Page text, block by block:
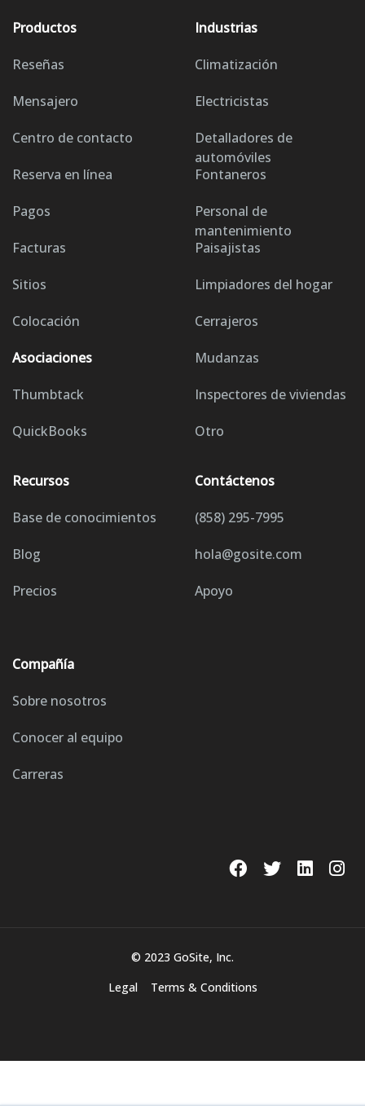
Productos
Reseñas
Mensajero
Centro de contacto
Reserva en línea
Pagos
Facturas
Sitios
Colocación
Asociaciones
Thumbtack
QuickBooks
Industrias
Climatización
Electricistas
Detalladores de
automóviles
Fontaneros
Personal de
mantenimiento
Paisajistas
Limpiadores del hogar
Cerrajeros
Mudanzas
Inspectores de viviendas
Otro
Recursos
Base de conocimientos
Blog
Precios
Compañía
Sobre nosotros
Conocer al equipo
Carreras
Contáctenos
(858) 295-7995
hola@gosite.com
Apoyo
© 2023 GoSite, Inc.
Legal
Terms & Conditions